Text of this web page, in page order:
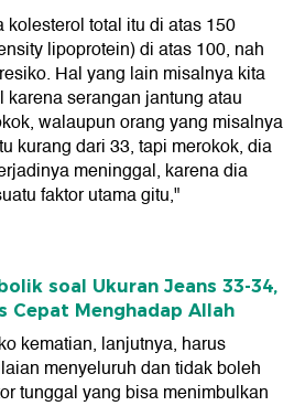
total itu di atas 150
lipoprotein) di atas 100, nah
Hal yang lain misalnya kita
serangan jantung atau
walaupun orang yang misalnya
kurang dari 33, tapi merokok, dia
meninggal, karena dia
faktor utama gitu,"
soal Ukuran Jeans 33-34,
Cepat Menghadap Allah
kematian, lanjutnya, harus
menyeluruh dan tidak boleh
tunggal yang bisa menimbulkan